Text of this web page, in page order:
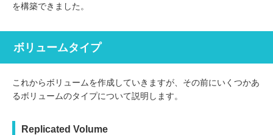
を構築できました。
ボリュームタイプ
これからボリュームを作成していきますが、その前にいくつかあ
るボリュームのタイプについて説明します。
Replicated Volume